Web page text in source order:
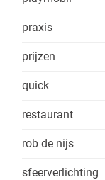
praxis
prijzen
quick
restaurant
rob de nijs
sfeerverlichting